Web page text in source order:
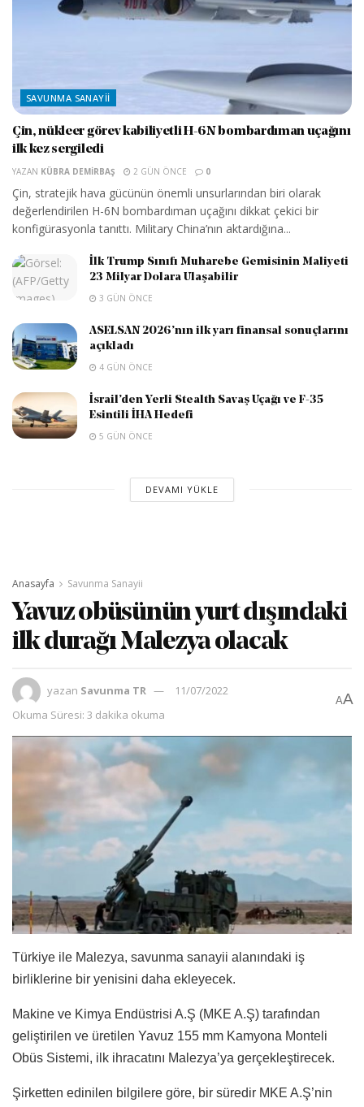
SAVUNMA SANAYII
Çin, nükleer görev kabiliyetli H-6N bombardıman uçağını
ilk kez sergiledi
YAZAN KÜBRA DEMIRBAŞ 2 GÜN ÖNCE 0
Çin, stratejik hava gücünün önemli unsurlarından biri olarak
değerlendirilen H-6N bombardıman uçağını dikkat çekici bir
konfigürasyonla tanıttı. Military China’nın aktardığına...
İlk Trump Sınıfı Muharebe Gemisinin Maliyeti
23 Milyar Dolara Ulaşabilir
3 GÜN ÖNCE
ASELSAN 2026’nın ilk yarı finansal sonuçlarını
açıkladı
4 GÜN ÖNCE
İsrail’den Yerli Stealth Savaş Uçağı ve F-35
Esintili İHA Hedefi
5 GÜN ÖNCE
DEVAMI YÜKLE
Anasayfa Savunma Sanayii
Yavuz obüsünün yurt dışındaki
ilk durağı Malezya olacak
yazan Savunma TR
11/07/2022
Okuma Süresi: 3 dakika okuma
AA
Türkiye ile Malezya, savunma sanayii alanındaki iş
birliklerine bir yenisini daha ekleyecek.
Makine ve Kimya Endüstrisi A.Ş (MKE A.Ş) tarafından
geliştirilen ve üretilen Yavuz 155 mm Kamyona Monteli
Obüs Sistemi, ilk ihracatını Malezya’ya gerçekleştirecek.
Şirketten edinilen bilgilere göre, bir süredir MKE A.Ş’nin